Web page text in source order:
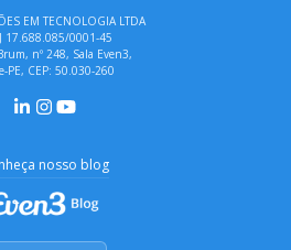
EM TECNOLOGIA LTDA
17.688.085/0001-45
nº 248, Sala Even3,
PE, CEP: 50.030-260
nosso blog